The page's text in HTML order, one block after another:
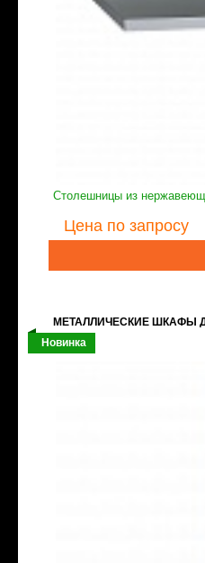
Столешницы из
Цена по запросу
МЕТАЛЛИЧЕСКИЕ ШКАФЫ
Новинка